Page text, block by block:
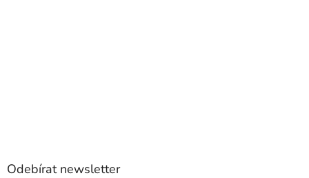
Odebírat newsletter